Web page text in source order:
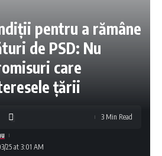
pentru a rămâne
de PSD: Nu
care
ţării
25 at 3:01 AM
3 Min Read